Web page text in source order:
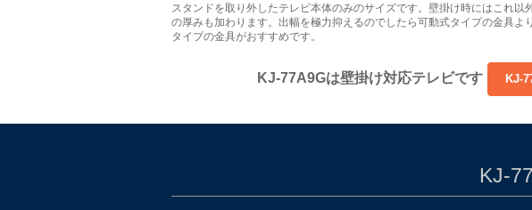
スタンドを取り外したテレビ本体のみのサイズです。壁掛け時にはこれ以
の厚みも加わります。出幅を極力抑えるのでしたら可動式タイプの金具よ
タイプの金具がおすすめです。
KJ-77A9Gは壁掛け対応テレビです
KJ-